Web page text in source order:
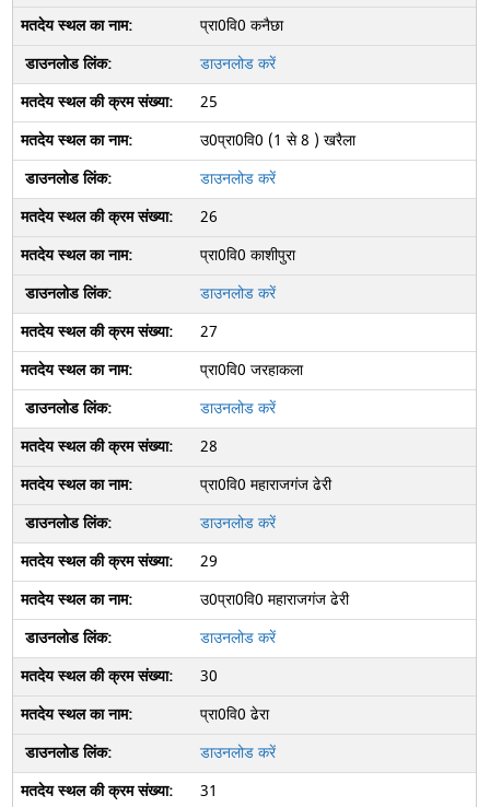
प्रा0वि0 कनैछा
डाउनलोड करें
25
उ0प्रा0वि0 (1 से 8 ) खरैला
डाउनलोड करें
26
प्रा0वि0 काशीपुरा
डाउनलोड करें
27
प्रा0वि0 जरहाकला
डाउनलोड करें
28
प्रा0वि0 महाराजगंज ढेरी
डाउनलोड करें
29
उ0प्रा0वि0 महाराजगंज ढेरी
डाउनलोड करें
30
प्रा0वि0 ढेरा
डाउनलोड करें
31